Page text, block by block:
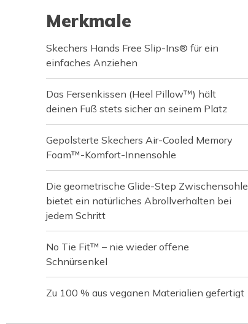
Merkmale
Skechers Hands Free Slip-Ins® für ein
einfaches Anziehen
Das Fersenkissen (Heel Pillow™) hält
deinen Fuß stets sicher an seinem Platz
Gepolsterte Skechers Air-Cooled Memory
Foam™-Komfort-Innensohle
Die geometrische Glide-Step Zwischensohle
bietet ein natürliches Abrollverhalten bei
jedem Schritt
No Tie Fit™ – nie wieder offene
Schnürsenkel
Zu 100 % aus veganen Materialien gefertigt